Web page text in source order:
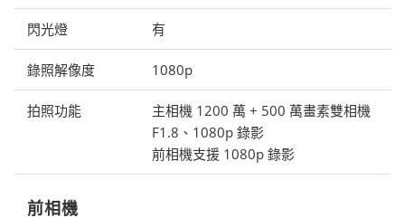
閃光燈 有
錄照解像度 1080p
拍照功能
主相機 1200 萬 + 500 萬畫素雙相機
F1.8、1080p 錄影
前相機支援 1080p 錄影
前相機